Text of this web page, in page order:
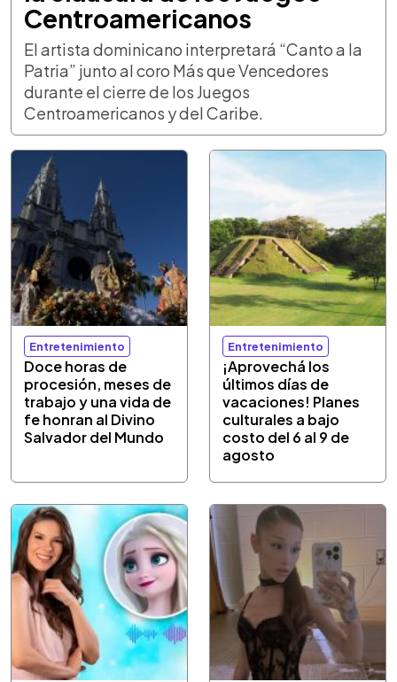
Centroamericanos
El artista dominicano interpretará “Canto a la
Patria” junto al coro Más que Vencedores
durante el cierre de los Juegos
Centroamericanos y del Caribe.
Entretenimiento
Doce horas de
procesión, meses de
trabajo y una vida de
fe honran al Divino
Salvador del Mundo
Entretenimiento
¡Aprovechá los
últimos días de
vacaciones! Planes
culturales a bajo
costo del 6 al 9 de
agosto